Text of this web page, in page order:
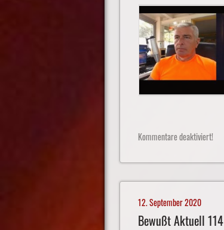
Kommentare deaktiviert!
12. September 2020
Bewußt Aktuell 114